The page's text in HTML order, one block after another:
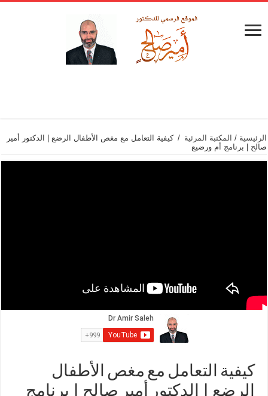
الرئيسية / المكتبة المرئية / كيفية التعامل مع مغص الأطفال الرضع | الدكتور أمير
صالح | برنامج أم ورضيع
كيفية التعامل مع مغص الأطفال
الرضع | الدكتور أمير صالح | برنامج